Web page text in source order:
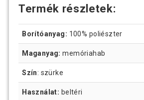
Termék részletek:
Borítóanyag: 100% poliészter
Maganyag: memóriahab
Szín: szürke
Használat: beltéri